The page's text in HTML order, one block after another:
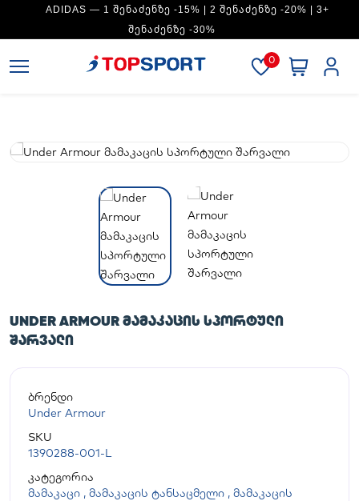
ADIDAS — 1 ᲨᲔᲜᲐᲫᲔᲜᲖᲔ -15% | 2 ᲨᲔᲜᲐᲫᲔᲜᲖᲔ -20% | 3+
ᲨᲔᲜᲐᲫᲔᲜᲖᲔ -30%
0
UNDER ARMOUR ᲛᲐᲛᲐᲙᲐᲪᲘᲡ ᲡᲞᲝᲠᲢᲣᲚᲘ
ᲨᲐᲠᲕᲐᲚᲘ
ბრენდი
Under Armour
SKU
1390288-001-L
კატეგორია
მამაკაცი , მამაკაცის ტანსაცმელი , მამაკაცის